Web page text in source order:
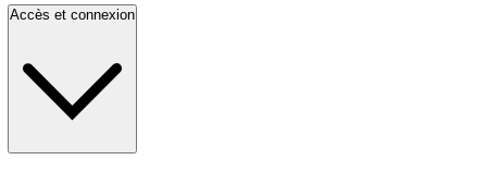
Accès et connexion